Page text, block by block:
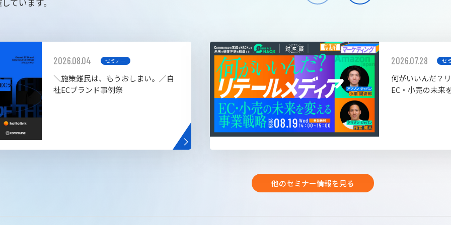
ています。
2026.08.04 セミナー
＼施策難民は、もうおしまい。／自
社ECブランド事例祭
2026.07.28 セ
何がいいんだ？
EC・小売の未来
他のセミナー情報を見る